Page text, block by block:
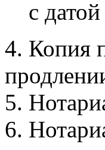
с
4. Копия
5.
6.